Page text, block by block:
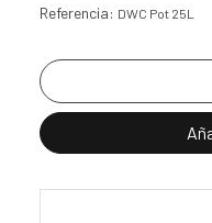
Referencia: DWC Pot 25L